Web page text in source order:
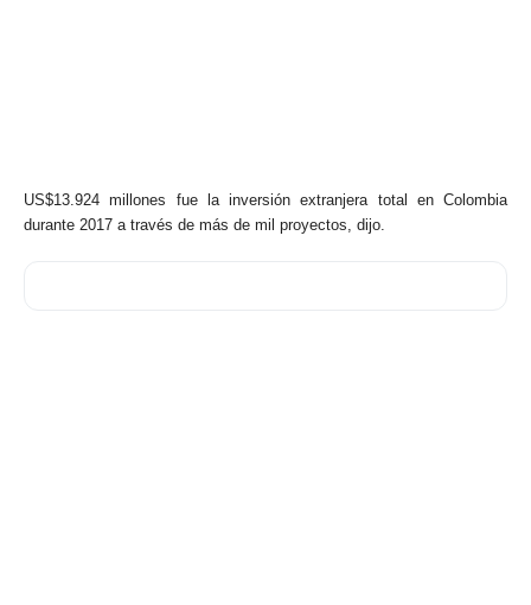
US$13.924 millones fue la inversión extranjera total en Colombia
durante 2017 a través de más de mil proyectos, dijo.